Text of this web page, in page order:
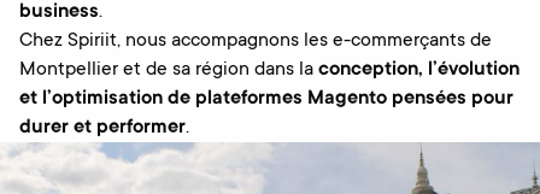
business.
Chez Spiriit, nous accompagnons les e-commerçants de
Montpellier et de sa région dans la conception, l’évolution
et l’optimisation de plateformes Magento pensées pour
durer et performer.